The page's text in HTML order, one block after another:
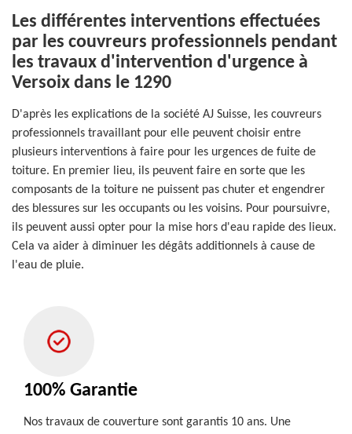
Les différentes interventions effectuées
par les couvreurs professionnels pendant
les travaux d'intervention d'urgence à
Versoix dans le 1290
D'après les explications de la société AJ Suisse, les couvreurs
professionnels travaillant pour elle peuvent choisir entre
plusieurs interventions à faire pour les urgences de fuite de
toiture. En premier lieu, ils peuvent faire en sorte que les
composants de la toiture ne puissent pas chuter et engendrer
des blessures sur les occupants ou les voisins. Pour poursuivre,
ils peuvent aussi opter pour la mise hors d'eau rapide des lieux.
Cela va aider à diminuer les dégâts additionnels à cause de
l'eau de pluie.
100% Garantie
Nos travaux de couverture sont garantis 10 ans. Une